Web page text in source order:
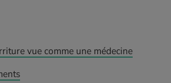
vue comme une médecine